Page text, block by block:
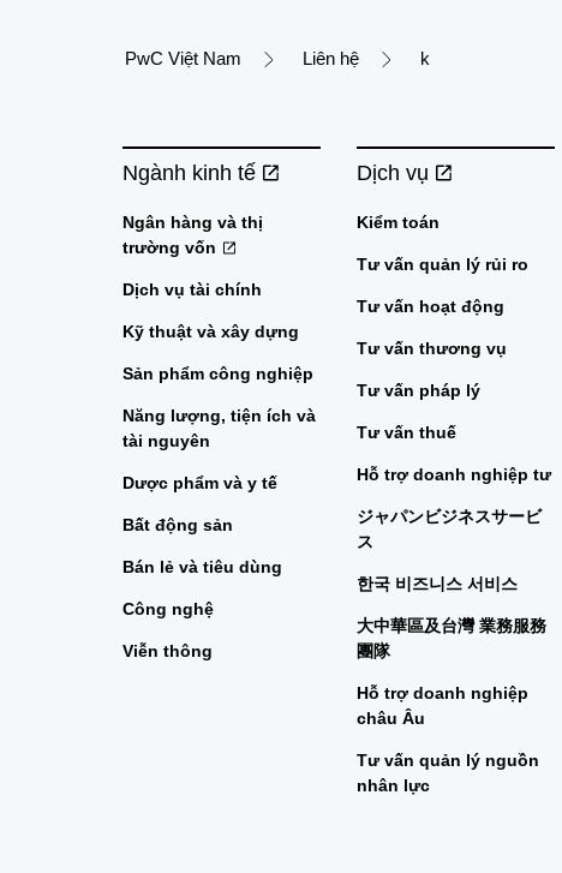
PwC Việt Nam Liên hệ k
Ngành kinh tế
Ngân hàng và thị
trường vốn
Dịch vụ tài chính
Kỹ thuật và xây dựng
Sản phẩm công nghiệp
Năng lượng, tiện ích và
tài nguyên
Dược phẩm và y tế
Bất động sản
Bán lẻ và tiêu dùng
Công nghệ
Viễn thông
Dịch vụ
Kiểm toán
Tư vấn quản lý rủi ro
Tư vấn hoạt động
Tư vấn thương vụ
Tư vấn pháp lý
Tư vấn thuế
Hỗ trợ doanh nghiệp tư
ジャパンビジネスサービ
ス
한국 비즈니스 서비스
大中華區及台灣 業務服務
團隊
Hỗ trợ doanh nghiệp
châu Âu
Tư vấn quản lý nguồn
nhân lực